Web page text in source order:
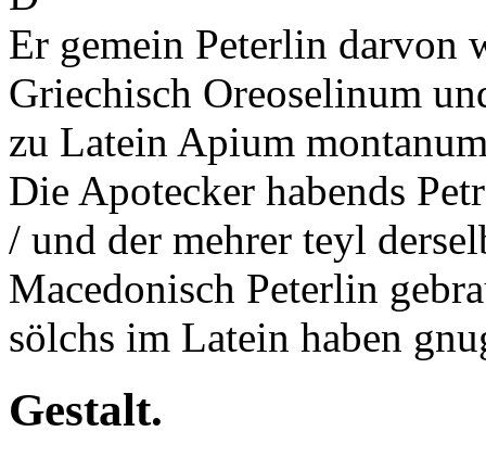
Er gemein Peterlin darvon
Griechisch Oreoselinum
zu Latein Apium
Die Apotecker habends
/ und der mehrer teyl
Macedonisch Peterlin
sölchs im Latein haben
Gestalt.